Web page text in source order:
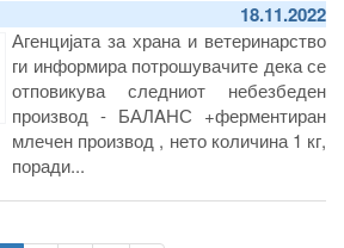
18.11.2022
Агенцијата за храна и ветеринарство
ги информира потрошувачите дека се
отповикува следниот небезбеден
производ - БАЛAНС +ферментиран
млечен производ , нето количина 1 кг,
поради...